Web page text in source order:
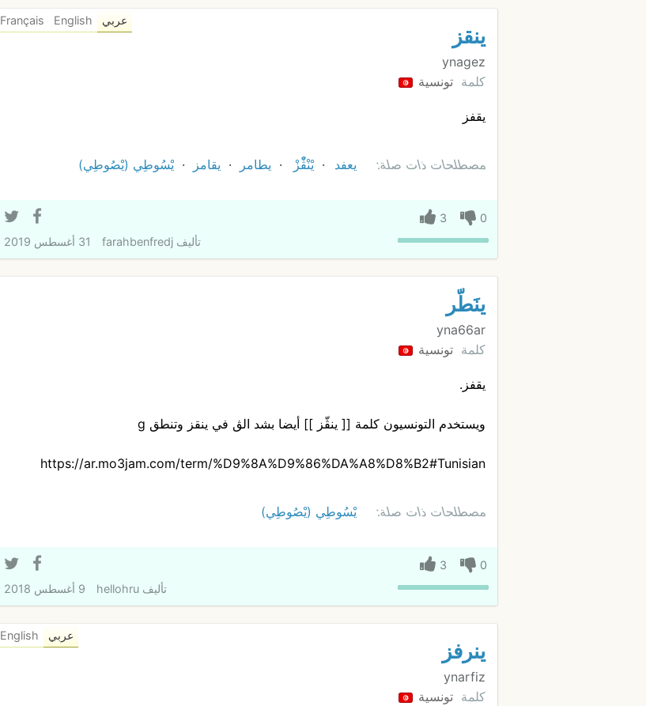
ينقز
ynagez
كلمة تونسية
يقفز
عربي English
Français
مصطلحات ذات صلة: يعفد يْنْڨّْزْ يطامر يقامز يْسُوطِي (يْصُوطِي)
0
3
تأليفfarahbenfredj 31 أغسطس 2019
ينَطّر
yna66ar
كلمة تونسية
يقفز.
ويستخدم التونسيون كلمة [[ ينڨّز ]] أيضا بشد الڨ في ينقز وتنطق g
https://ar.mo3jam.com/term/%D9%8A%D9%86%DA%A8%D8%B2#Tunisian
مصطلحات ذات صلة: يْسُوطِي (يْصُوطِي)
0
3
تأليفhellohru 9 أغسطس 2018
ينرفز
ynarfiz
كلمة تونسية
عربي English